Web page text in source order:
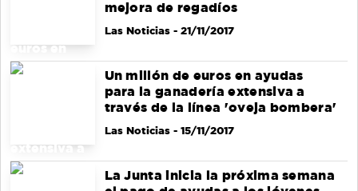
mejora de regadíos
Las Noticias- 21/11/2017
Un millón de euros en ayudas
para la ganadería extensiva a
través de la línea 'oveja bombera'
Las Noticias- 15/11/2017
La Junta inicia la próxima semana